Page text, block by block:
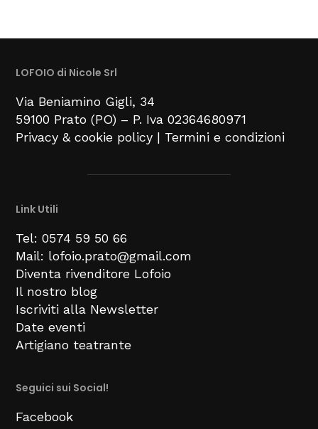
LOFOIO di Nicole Srl
Via Beniamino Gigli, 34
59100 Prato (PO) – P. Iva 02364680971
Privacy & cookie policy | Termini e condizioni
Link Utili
Tel: 0574 59 50 66
Mail: lofoio.prato@gmail.com
Diventa rivenditore Lofoio
Il nostro blog
Iscriviti alla Newsletter
Date eventi
Artigiano teatrante
Seguici sui Social!
Facebook